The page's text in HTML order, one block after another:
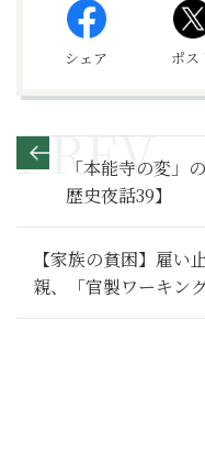
シェア ポス
「本能寺の変」
歴史夜話39】
【家族の貧困】雇
親、「官製ワーキン
家族のコロナ貧困～